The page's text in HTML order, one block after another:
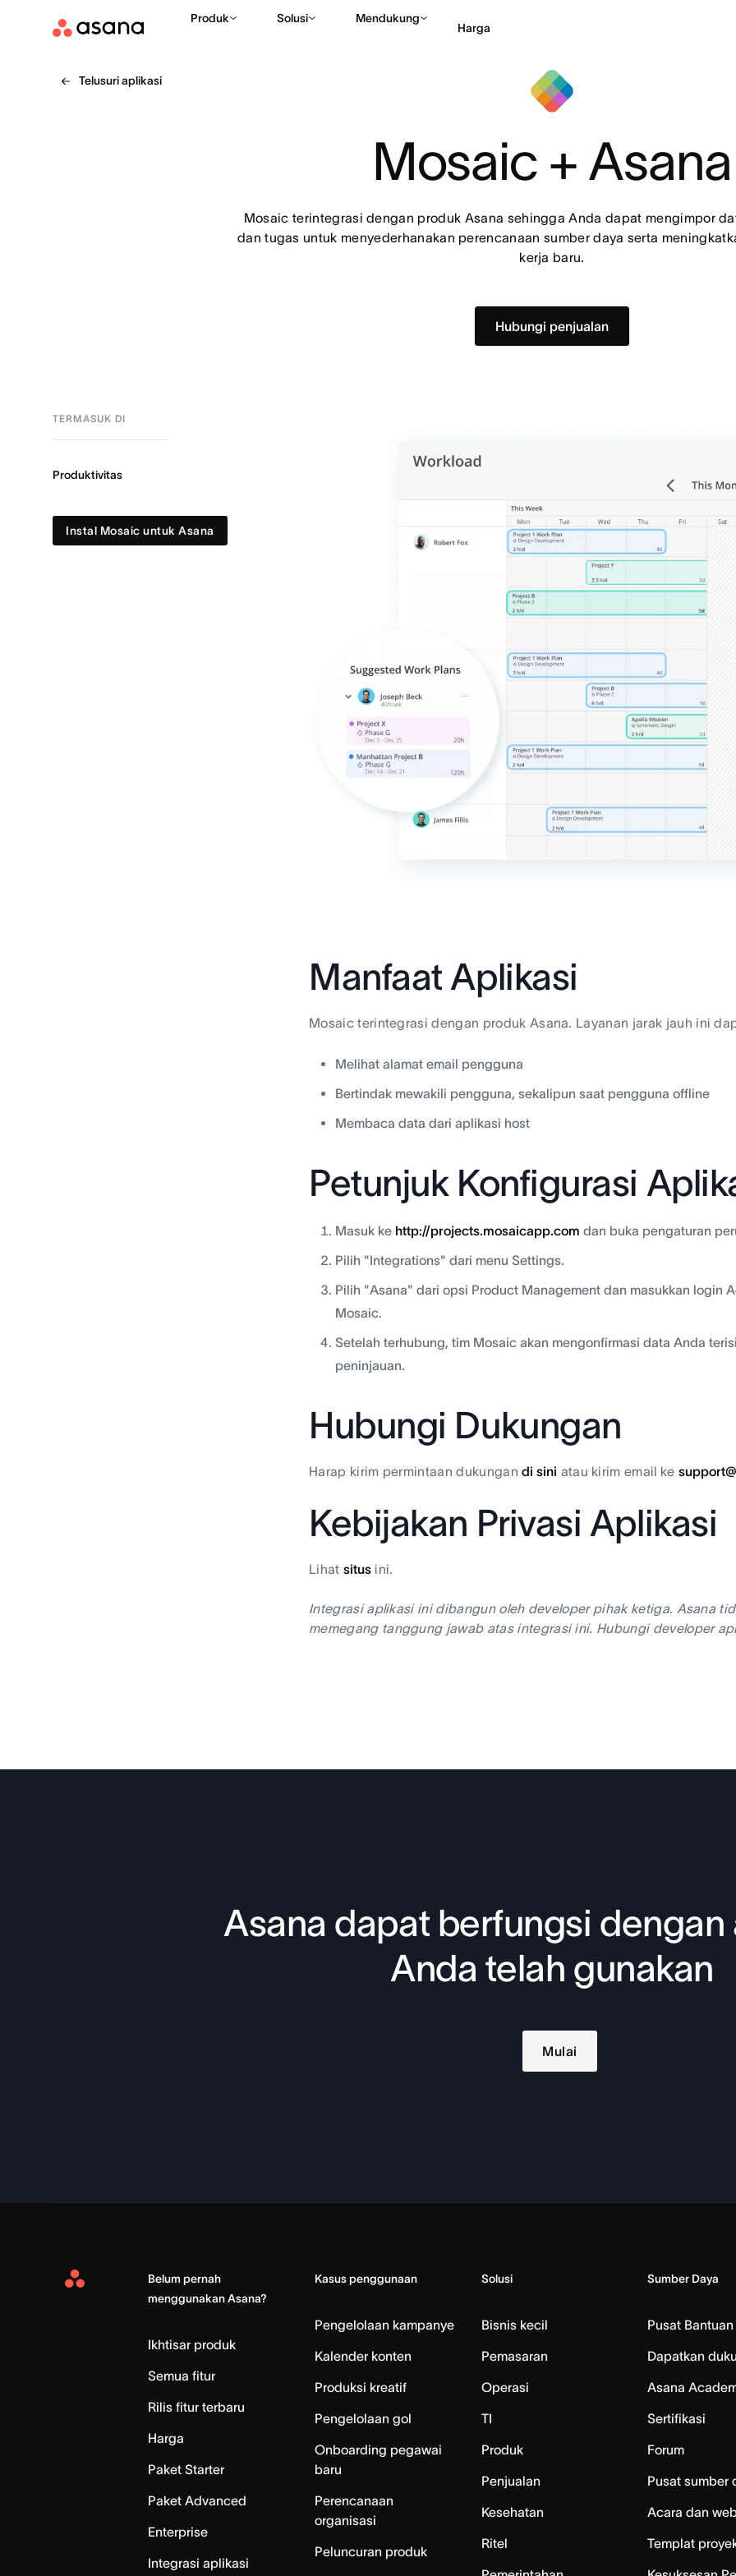
Produk Solusi Mendukung
Harga
Telusuri aplikasi
Mosaic + Asana
Mosaic terintegrasi dengan produk Asana sehingga Anda dapat mengimpor
dan tugas untuk menyederhanakan perencanaan sumber daya serta
kerja baru.
Hubungi penjualan
TERMASUK DI
Produktivitas
Instal Mosaic untuk Asana
Manfaat Aplikasi
Mosaic terintegrasi dengan produk Asana. Layanan jarak jauh ini
Melihat alamat email pengguna
Bertindak mewakili pengguna, sekalipun saat pengguna offline
Membaca data dari aplikasi host
Petunjuk Konfigurasi
Masuk ke http://projects.mosaicapp.com dan buka pengaturan
Pilih "Integrations" dari menu Settings.
Pilih "Asana" dari opsi Product Management dan masukkan login
Mosaic.
Setelah terhubung, tim Mosaic akan mengonfirmasi data Anda
peninjauan.
Hubungi Dukungan
Harap kirim permintaan dukungandi sini atau kirim email ke
Kebijakan Privasi Aplikasi
Lihat situsini.
Integrasi aplikasi ini dibangun oleh developer pihak ketiga. Asana
memegang tanggung jawab atas integrasi ini. Hubungi developer
Asana dapat berfungsi dengan
Anda telah gunakan
Mulai
Asana
Belum pernah
menggunakan Asana?
Ikhtisar produk
Semua fitur
Rilis fitur terbaru
Harga
Paket Starter
Paket Advanced
Enterprise
Integrasi aplikasi
Kasus penggunaan
Pengelolaan kampanye
Kalender konten
Produksi kreatif
Pengelolaan gol
Onboarding pegawai
baru
Perencanaan
organisasi
Peluncuran produk
Solusi
Bisnis kecil
Pemasaran
Operasi
TI
Produk
Penjualan
Kesehatan
Ritel
Sumber Daya
Pusat Bantuan
Dapatkan
Asana
Sertifikasi
Forum
Pusat sumber
Acara dan
Templat